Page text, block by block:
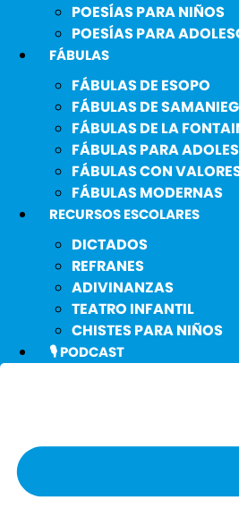
POESÍAS PARA NIÑOS
POESÍAS PARA
FÁBULAS
FÁBULAS DE ESOPO
FÁBULAS DE
FÁBULAS DE LA
FÁBULAS PARA
FÁBULAS CON
FÁBULAS MODERNAS
RECURSOS ESCOLARES
DICTADOS
REFRANES
ADIVINANZAS
TEATRO INFANTIL
CHISTES PARA NIÑOS
🎙️ PODCAST